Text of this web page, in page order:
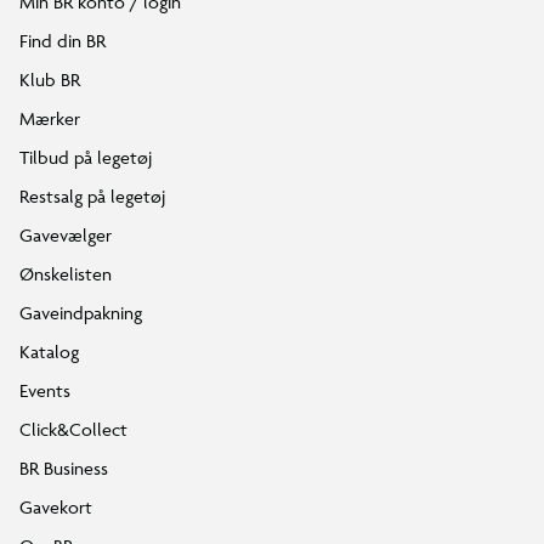
Find din BR
Klub BR
Mærker
Tilbud på legetøj
Restsalg på legetøj
Gavevælger
Ønskelisten
Gaveindpakning
Katalog
Events
Click&Collect
BR Business
Gavekort